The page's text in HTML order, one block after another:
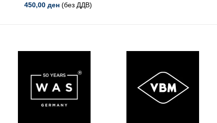
450,00 ден (без ДДВ)